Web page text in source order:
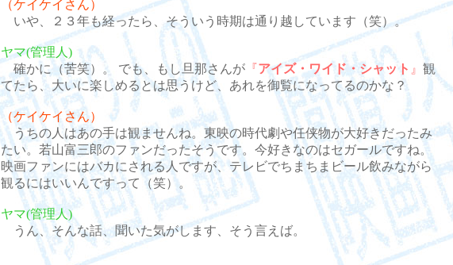
（ケイケイさん）
いや、２３年も経ったら、そういう時期は通り越しています（笑）。
ヤマ(管理人)
確かに（苦笑）。 でも、もし旦那さんが 『アイズ・ワイド・シャット 』 観
てたら、大いに楽しめるとは思うけど、あれを御覧になってるのかな？
（ケイケイさん）
うちの人はあの手は観ませんね。東映の時代劇や任侠物が大好きだったみ
たい。若山富三郎のファンだったそうです。今好きなのはセガールですね。
映画ファンにはバカにされる人ですが、テレビでちまちまビール飲みながら
観るにはいいんですって（笑）。
ヤマ(管理人)
うん、そんな話、聞いた気がします、そう言えば。